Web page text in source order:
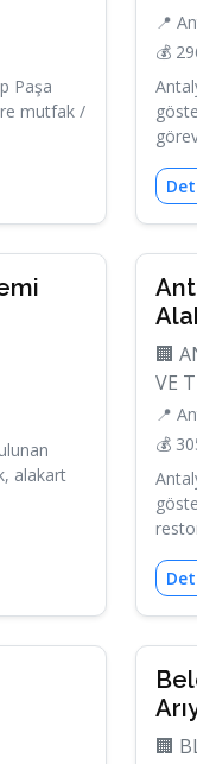
Paşa
mutfak /
📍
💰
alakart
🏢
VE
📍
💰
🏢